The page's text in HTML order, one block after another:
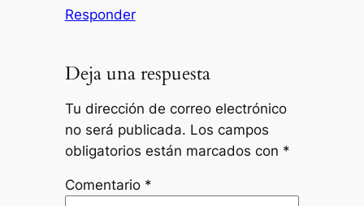
Responder
Deja una respuesta
Tu dirección de correo electrónico
no será publicada. Los campos
obligatorios están marcados con *
Comentario *